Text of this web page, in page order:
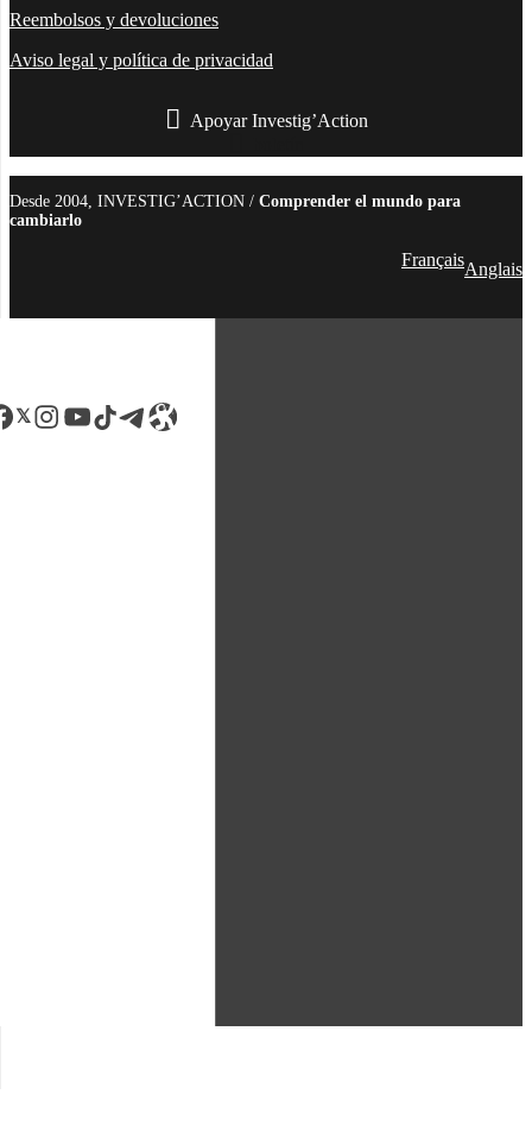
Reembolsos y devoluciones
Aviso legal y política de privacidad
Apoyar Investig’Action
Desde 2004, INVESTIG’ACTION / Comprender el mundo para
cambiarlo
FrançaisAnglais
LinkedIn
Instagram
YouTube
TikTok
Telegram
Enlace